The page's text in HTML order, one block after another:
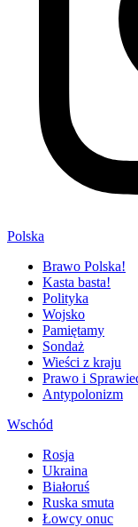
Polska
Brawo Polska!
Kasta basta!
Polityka
Wojsko
Pamiętamy
Sondaż
Wieści z kraju
Prawo i
Antypolonizm
Wschód
Rosja
Ukraina
Białoruś
Ruska smuta
Łowcy onuc